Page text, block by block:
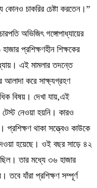
চাকরির চেষ্টা করতেন।”
অভিজিৎ গঙ্গোপাধ্যায়ের
প্রশিক্ষণহীন শিক্ষকের
এই মামলার তদন্তে
করে সাক্ষ্যগ্রহণ
বিষয়। দেখা যায়,এই
নেওয়া হয়নি। কারও
প্রশিক্ষণ থাকা সত্ত্বেও কাউকে
দেওয়া হয়েছে। ওই বছর সাড়ে ৪২
তার মধ্যে ৩৬ হাজার
তবে যাঁরা প্রশিক্ষণ সম্পূর্ণ